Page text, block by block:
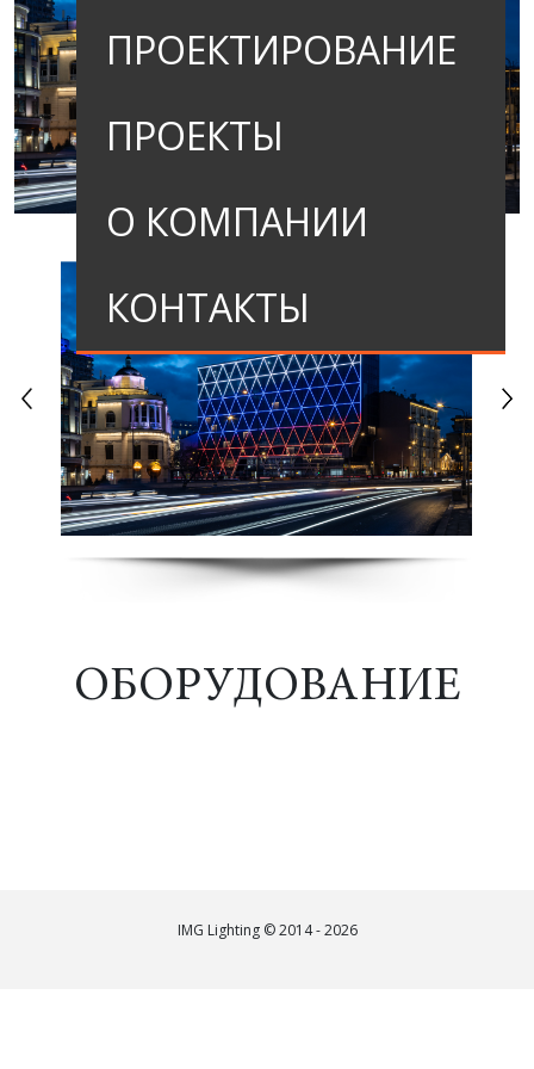
ПРОЕКТИРОВАНИЕ
ПРОЕКТЫ
О КОМПАНИИ
КОНТАКТЫ
ОБОРУДОВАНИЕ
IMG Lighting © 2014 - 2026